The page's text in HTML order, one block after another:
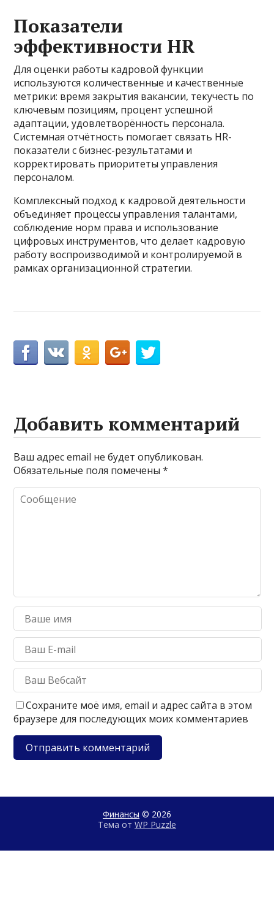
Показатели
эффективности HR
Для оценки работы кадровой функции
используются количественные и качественные
метрики: время закрытия вакансии, текучесть по
ключевым позициям, процент успешной
адаптации, удовлетворённость персонала.
Системная отчётность помогает связать HR-
показатели с бизнес-результатами и
корректировать приоритеты управления
персоналом.
Комплексный подход к кадровой деятельности
объединяет процессы управления талантами,
соблюдение норм права и использование
цифровых инструментов, что делает кадровую
работу воспроизводимой и контролируемой в
рамках организационной стратегии.
Добавить комментарий
Ваш адрес email не будет опубликован.
Обязательные поля помечены*
Сохраните моё имя, email и адрес сайта в этом
браузере для последующих моих комментариев
Финансы © 2026
Тема от WP Puzzle